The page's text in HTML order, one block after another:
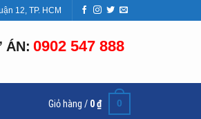
12, TP. HCM
ÁN: 0902 547 888
Giỏ hàng / 0₫ 0